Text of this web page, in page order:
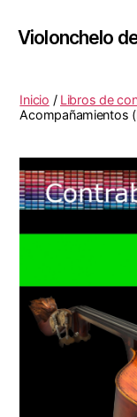
Violonchelo
Inicio / Libros de
Acompañamientos